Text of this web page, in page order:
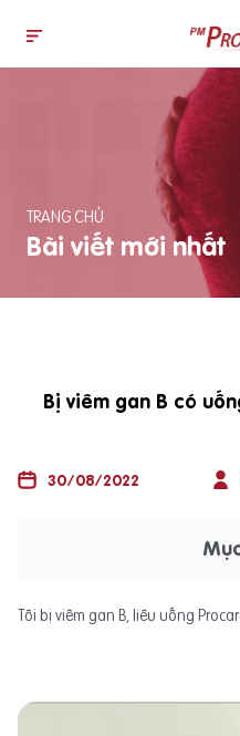
TRANG CHỦ
Bài viết mới nhất
Bị viêm gan B có
30/08/2022
Tôi bị viêm gan B, liệu uống